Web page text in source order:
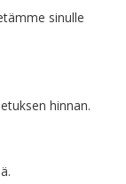
sinulle
hinnan.